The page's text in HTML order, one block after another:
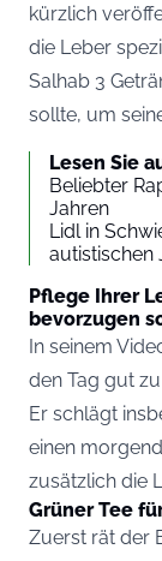
kürzlich
die Leber
Salhab 3
sollte, um
Lesen Sie
Beliebter
Jahren
Lidl in
autistischen
Pflege Ihrer
bevorzugen
In seinem
den Tag gut
Er schlägt
einen
zusätzlich die
Grüner Tee
Zuerst rät der